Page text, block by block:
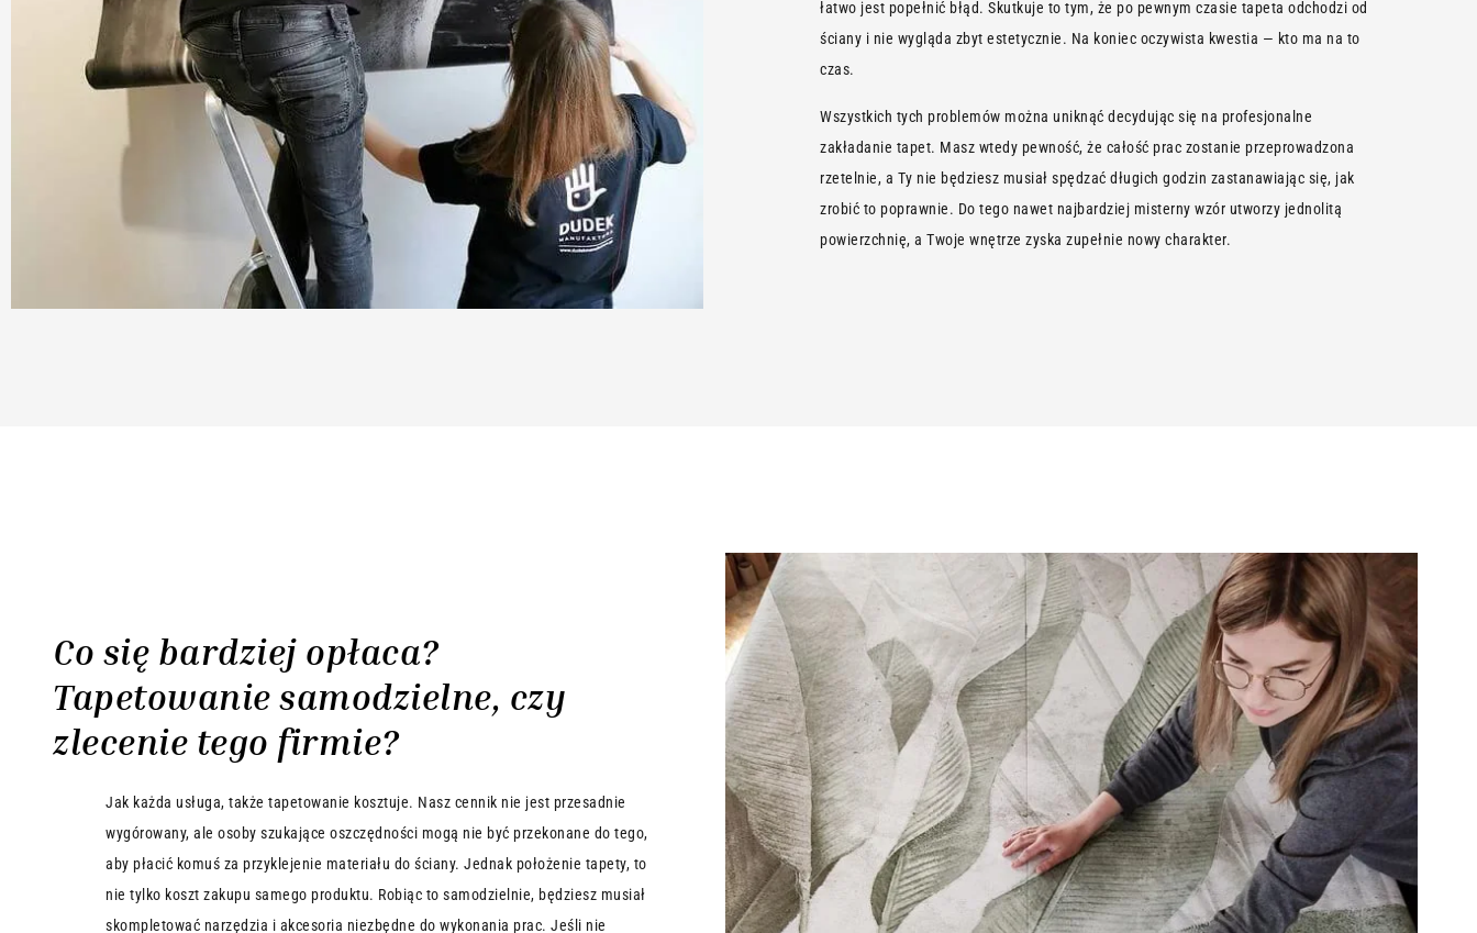
łatwo jest popełnić błąd. Skutkuje to tym, że po pewnym czasie tapeta odchodzi od
ściany i nie wygląda zbyt estetycznie. Na koniec oczywista kwestia — kto ma na to
czas.
Wszystkich tych problemów można uniknąć decydując się na profesjonalne
zakładanie tapet. Masz wtedy pewność, że całość prac zostanie przeprowadzona
rzetelnie, a Ty nie będziesz musiał spędzać długich godzin zastanawiając się, jak
zrobić to poprawnie. Do tego nawet najbardziej misterny wzór utworzy jednolitą
powierzchnię, a Twoje wnętrze zyska zupełnie nowy charakter.
Co się bardziej opłaca?
Tapetowanie samodzielne, czy
zlecenie tego firmie?
Jak każda usługa, także tapetowanie kosztuje. Nasz cennik nie jest przesadnie
wygórowany, ale osoby szukające oszczędności mogą nie być przekonane do tego,
aby płacić komuś za przyklejenie materiału do ściany. Jednak położenie tapety, to
nie tylko koszt zakupu samego produktu. Robiąc to samodzielnie, będziesz musiał
skompletować narzędzia i akcesoria niezbędne do wykonania prac. Jeśli nie